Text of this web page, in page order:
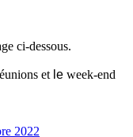
ci-dessous.
et le week-end
2022